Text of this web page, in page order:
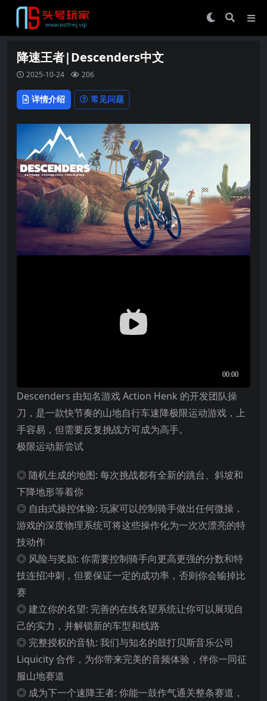
降速王者|Descenders中文
2025-10-24 206
详情介绍 常见问题
Descenders 由知名游戏 Action Henk 的开发团队操
刀，是一款快节奏的山地自行车速降极限运动游戏，上
手容易，但需要反复挑战方可成为高手。
极限运动新尝试
◎ 随机生成的地图: 每次挑战都有全新的跳台、斜坡和
下降地形等着你
◎ 自由式操控体验: 玩家可以控制骑手做出任何微操，
游戏的深度物理系统可将这些操作化为一次次漂亮的特
技动作
◎ 风险与奖励: 你需要控制骑手向更高更强的分数和特
技连招冲刺，但要保证一定的成功率，否则你会输掉比
赛
◎ 建立你的名望: 完善的在线名望系统让你可以展现自
己的实力，并解锁新的车型和线路
◎ 完整授权的音轨: 我们与知名的鼓打贝斯音乐公司
Liquicity 合作，为你带来完美的音频体验，伴你一同征
服山地赛道
◎ 成为下一个速降王者: 你能一鼓作气通关整条赛道，